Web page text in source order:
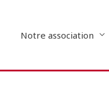
contenuNotre association